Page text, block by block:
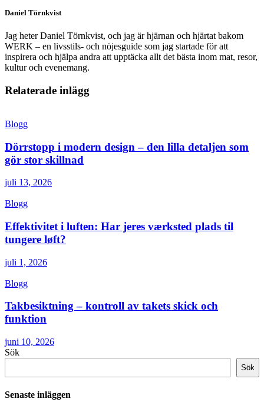
Daniel Törnkvist
Jag heter Daniel Törnkvist, och jag är hjärnan och hjärtat bakom
WERK – en livsstils- och nöjesguide som jag startade för att
inspirera och hjälpa andra att upptäcka allt det bästa inom mat, resor,
kultur och evenemang.
Relaterade inlägg
Blogg
Dörrstopp i modern design – den lilla detaljen som
gör stor skillnad
juli 13, 2026
Blogg
Effektivitet i luften: Har jeres værksted plads til
tungere løft?
juli 1, 2026
Blogg
Takbesiktning – kontroll av takets skick och
funktion
juni 10, 2026
Sök
Sök
Senaste inläggen